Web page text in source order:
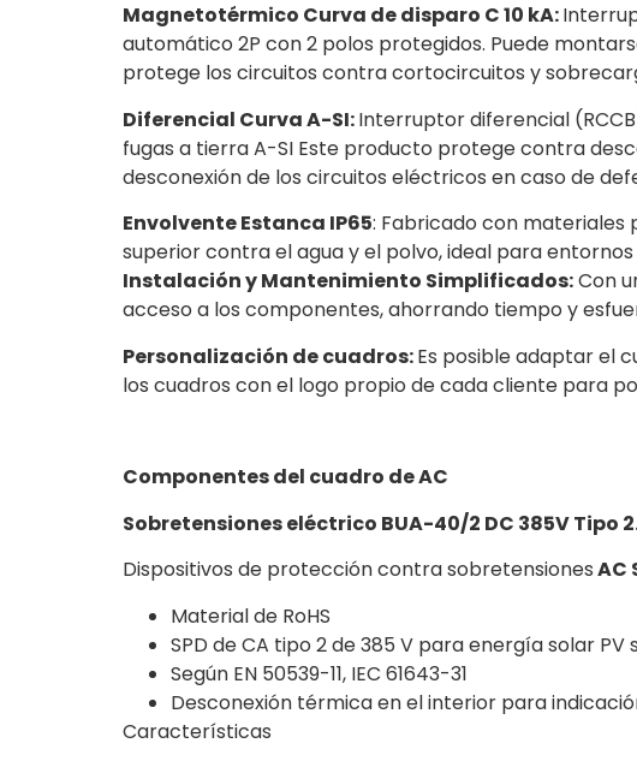
Magnetotérmico Curva de disparo C 10 kA:
automático 2P con 2 polos protegidos. Puede
protege los circuitos contra cortocircuitos y
Diferencial Curva A-SI:Interruptor diferencial
fugas a tierra A-SI Este producto protege contra
desconexión de los circuitos eléctricos en caso de
Envolvente Estanca IP65: Fabricado con materiales
superior contra el agua y el polvo, ideal para
Instalación y Mantenimiento Simplificados:Con
acceso a los componentes, ahorrando tiempo y
Personalización de cuadros:Es posible adaptar el
los cuadros con el logo propio de cada cliente para
Componentes del cuadro de AC
Sobretensiones eléctrico BUA-40/2 DC 385V Tipo
Dispositivos de protección contra sobretensionesAC
Material de RoHS
SPD de CA tipo 2 de 385 V para energía solar PV
Según EN 50539-11, IEC 61643-31
Desconexión térmica en el interior para
Características